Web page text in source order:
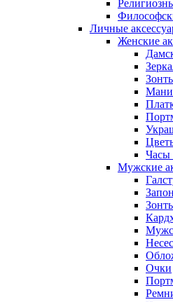
Личные
Женские
Часы
Мужские
Очки